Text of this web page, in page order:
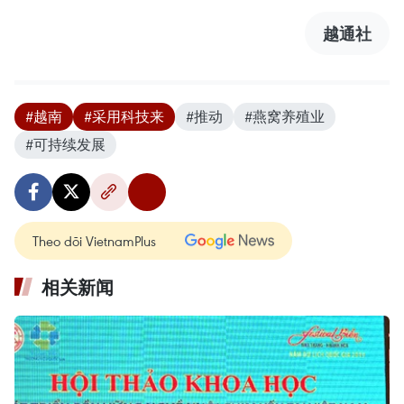
越通社
#越南 #采用科技来 #推动
#燕窝养殖业
#可持续发展
Theo dõi VietnamPlus
相关新闻